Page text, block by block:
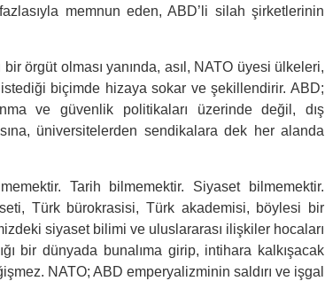
memnun eden, ABD’li silah şirketlerinin
örgüt olması yanında, asıl, NATO üyesi ülkeleri,
biçimde hizaya sokar ve şekillendirir. ABD;
ve güvenlik politikaları üzerinde değil, dış
üniversitelerden sendikalara dek her alanda
Tarih bilmemektir. Siyaset bilmemektir.
Türk bürokrasisi, Türk akademisi, böylesi bir
siyaset bilimi ve uluslararası ilişkiler hocaları
bir dünyada bunalıma girip, intihara kalkışacak
NATO; ABD emperyalizminin saldırı ve işgal